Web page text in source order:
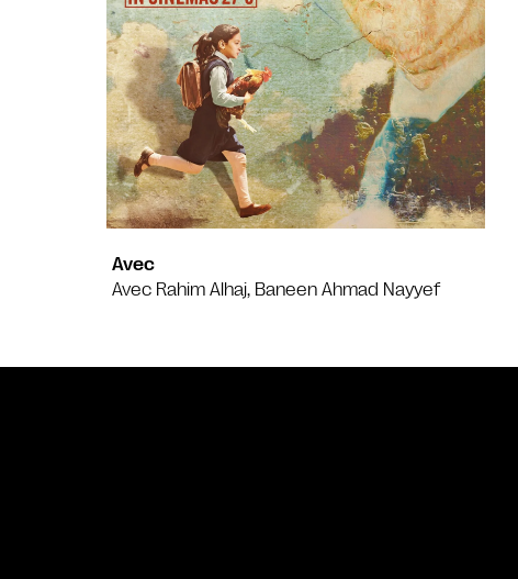
Avec
Avec Rahim Alhaj, Baneen Ahmad Nayyef